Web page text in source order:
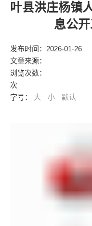
叶县洪庄杨镇
息公
发布时间：2026-01-26
文章来源：
浏览次数：
次
字号： 大 小 默认